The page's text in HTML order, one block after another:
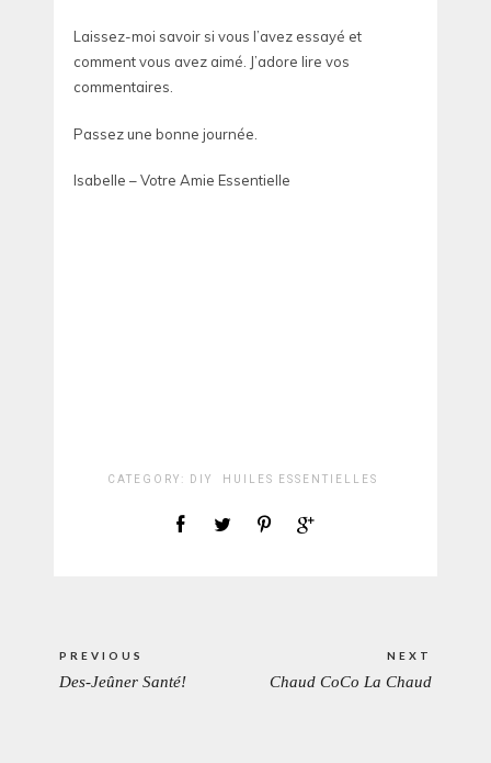
Laissez-moi savoir si vous l’avez essayé et
comment vous avez aimé. J’adore lire vos
commentaires.
Passez une bonne journée.
Isabelle – Votre Amie Essentielle
CATEGORY: DIY HUILES ESSENTIELLES
de
PREVIOUS
PREVIOUS
Des-Jeûner Santé!
NEXT
Chaud CoCo La Chaud